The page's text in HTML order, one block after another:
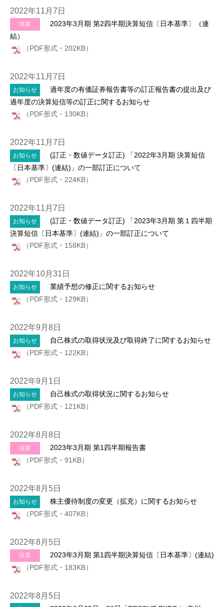
2022年11月7日
決算
2023年3月期 第2四半期決算短信〔日本基準〕（連
結）
（PDF形式・202KB）
2022年11月7日
お知らせ
過年度の有価証券報告書等の訂正報告書の提出及び
過年度の決算短信等の訂正に関するお知らせ
（PDF形式・130KB）
2022年11月7日
お知らせ
(訂正・数値データ訂正) 「2022年3月期 決算短信
〔日本基準〕(連結)」の一部訂正について
（PDF形式・224KB）
2022年11月7日
お知らせ
(訂正・数値データ訂正) 「2023年3月期 第１四半期
決算短信〔日本基準〕(連結)」の一部訂正について
（PDF形式・158KB）
2022年10月31日
お知らせ
業績予想の修正に関するお知らせ
（PDF形式・129KB）
2022年9月8日
お知らせ
自己株式の取得状況及び取得終了に関するお知らせ
（PDF形式・122KB）
2022年9月1日
お知らせ
自己株式の取得状況に関するお知らせ
（PDF形式・121KB）
2022年8月8日
決算
2023年3月期 第1四半期報告書
（PDF形式・91KB）
2022年8月5日
お知らせ
株主優待制度の変更（拡充）に関するお知らせ
（PDF形式・407KB）
2022年8月5日
決算
2023年3月期 第1四半期決算短信〔日本基準〕(連結)
（PDF形式・183KB）
2022年8月5日